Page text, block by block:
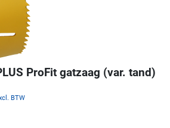
ProFit gatzaag (var. tand)
BTW